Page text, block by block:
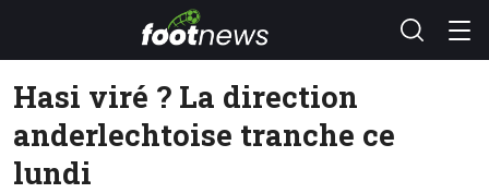
Hasi viré ? La direction
anderlechtoise tranche ce
lundi